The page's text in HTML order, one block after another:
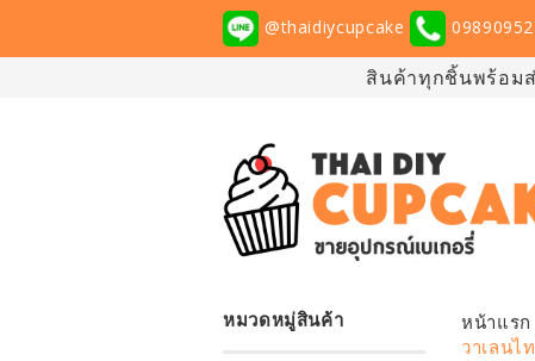
@thaidiycupcake
สินค้าทุกชิ้นพร้อมส่
หมวดหมู่สินค้า หน้าแรก
วาเลนไ